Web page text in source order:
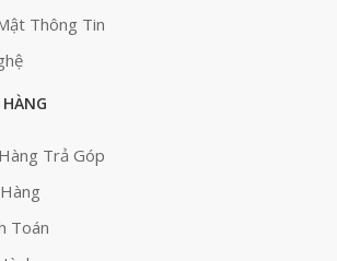
Thông Tin
Trả Góp
Toán